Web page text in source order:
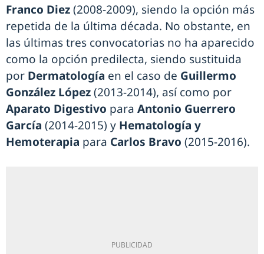
Franco Diez(2008-2009), siendo la opción más
repetida de la última década. No obstante, en
las últimas tres convocatorias no ha aparecido
como la opción predilecta, siendo sustituida
por Dermatología en el caso de Guillermo
González López(2013-2014), así como por
Aparato Digestivo para Antonio Guerrero
García (2014-2015) y Hematología y
Hemoterapia para Carlos Bravo (2015-2016).